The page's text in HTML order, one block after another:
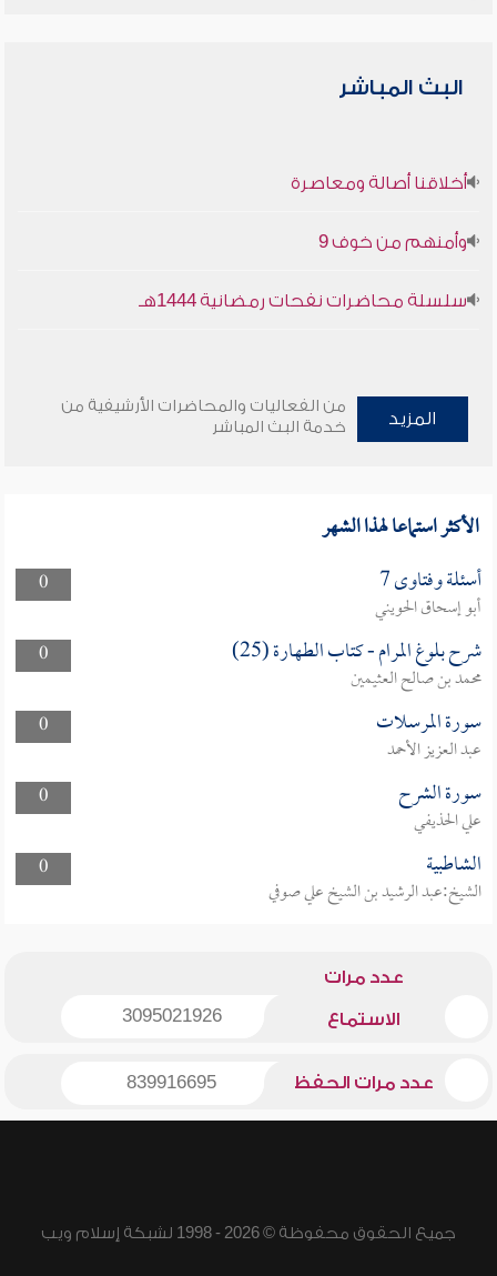
البث المباشر
أخلاقنا أصالة ومعاصرة
وأمنهم من خوف 9
سلسلة محاضرات نفحات رمضانية 1444هـ
المزيد
من الفعاليات والمحاضرات الأرشيفية من
خدمة البث المباشر
الأكثر استماعا لهذا الشهر
0 أسئلة وفتاوى 7
أبو إسحاق الحويني
0
شرح بلوغ المرام - كتاب الطهارة (25)
محمد بن صالح العثيمين
0
سورة المرسلات
عبد العزيز الأحمد
0
سورة الشرح
علي الحذيفي
0
الشاطبية
الشيخ:عبد الرشيد بن الشيخ علي صوفي
عدد مرات
الاستماع 3095021926
عدد مرات الحفظ 839916695
جميع الحقوق محفوظة © 2026 - 1998 لشبكة إسلام ويب